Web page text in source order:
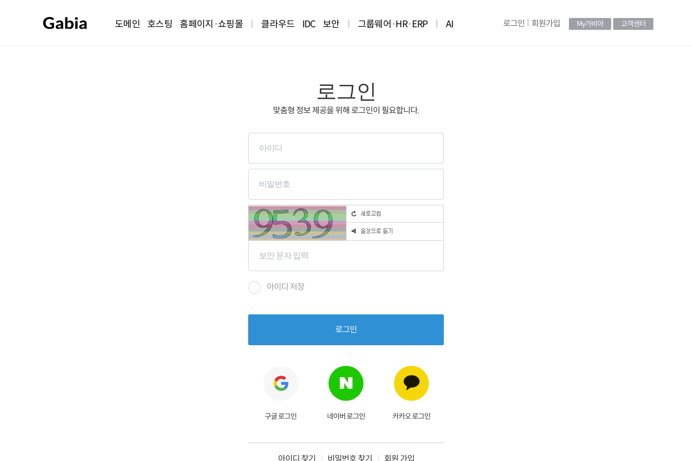
도메인 호스팅 홈페이지·쇼핑몰 클라우드 IDC 보안 그룹웨어·HR·ERP AI 로그인 회원가입 My가비아 고객센터
로그인
맞춤형 정보 제공을 위해 로그인이 필요합니다.
아이디 저장
로그인
구글 로그인 네이버 로그인 카카오 로그인